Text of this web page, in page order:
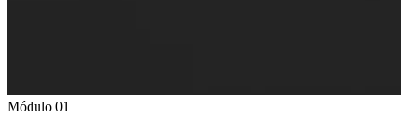
Módulo 01